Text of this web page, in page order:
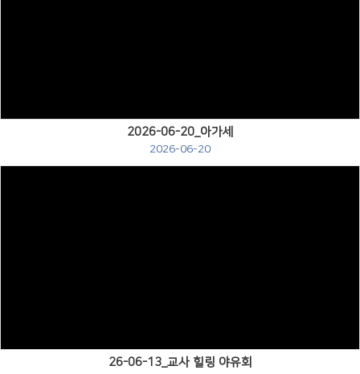
2026-06-20_아가세
2026-06-20
26-06-13_교사 힐링 야유회